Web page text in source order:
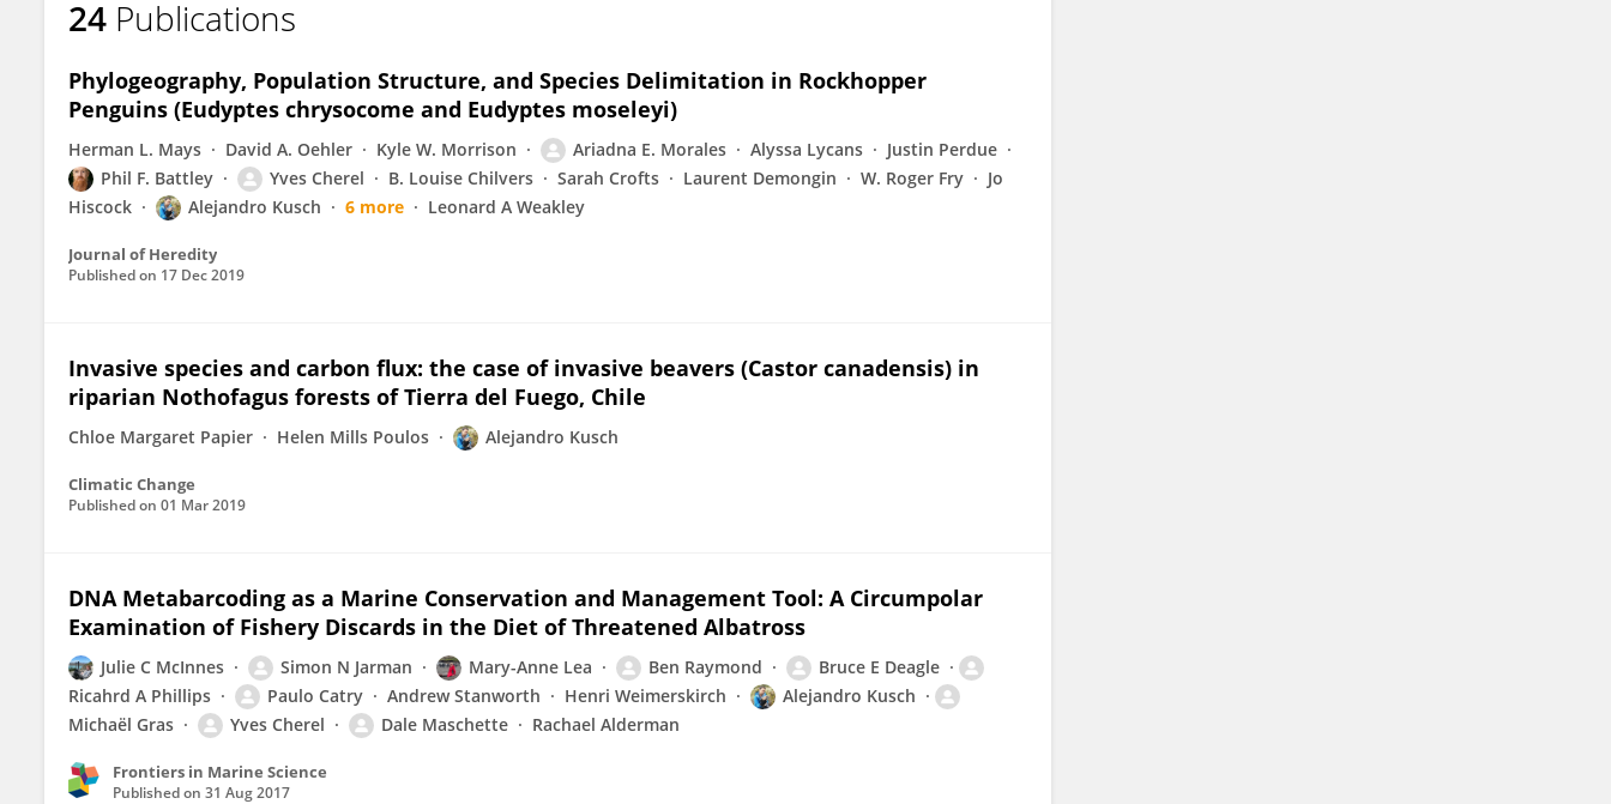
Alejandro Kusch
24 Publications
Phylogeography, Population Structure, and Species Delimitation in Rockhopper
Penguins (Eudyptes chrysocome and Eudyptes moseleyi)
Herman L. Mays David A. Oehler Kyle W. Morrison Ariadna E. Morales Alyssa Lycans
Justin Perdue
Phil F. Battley
Yves Cherel B. Louise Chilvers Sarah Crofts Laurent Demongin W. Roger Fry
Jo
Hiscock
Alejandro Kusch 6 more Leonard A Weakley
Journal of Heredity
Published on 17 Dec 2019
Invasive species and carbon flux: the case of invasive beavers (Castor canadensis) in
riparian Nothofagus forests of Tierra del Fuego, Chile
Chloe Margaret Papier Helen Mills Poulos Alejandro Kusch
Climatic Change
Published on 01 Mar 2019
DNA Metabarcoding as a Marine Conservation and Management Tool: A Circumpolar
Examination of Fishery Discards in the Diet of Threatened Albatross
Julie C McInnes Simon N Jarman Mary-Anne Lea Ben Raymond
Bruce E Deagle
Ricahrd A Phillips
Paulo Catry Andrew Stanworth Henri Weimerskirch
Alejandro Kusch
Michaël Gras
Yves Cherel Dale Maschette Rachael Alderman
Frontiers in Marine Science
Published on 31 Aug 2017